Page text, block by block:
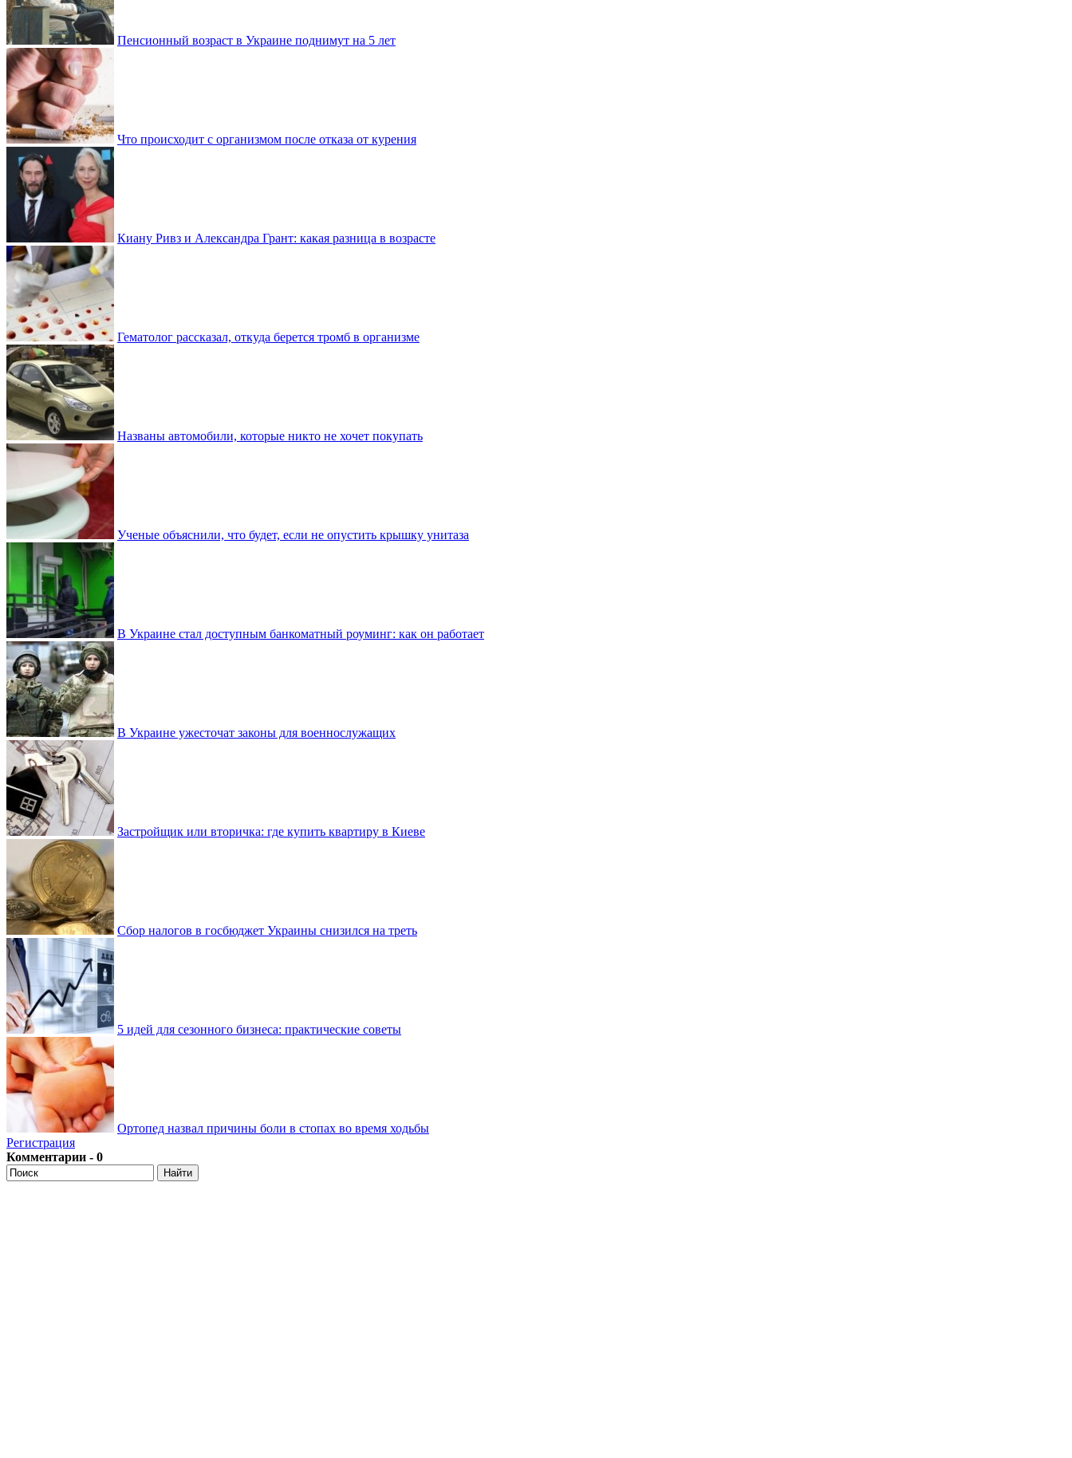
Пенсионный возраст в Украине поднимут на 5 лет
Что происходит с организмом после отказа от курения
Киану Ривз и Александра Грант: какая разница в возрасте
Гематолог рассказал, откуда берется тромб в организме
Названы автомобили, которые никто не хочет покупать
Ученые объяснили, что будет, если не опустить крышку унитаза
В Украине стал доступным банкоматный роуминг: как он работает
В Украине ужесточат законы для военнослужащих
Застройщик или вторичка: где купить квартиру в Киеве
Сбор налогов в госбюджет Украины снизился на треть
5 идей для сезонного бизнеса: практические советы
Ортопед назвал причины боли в стопах во время ходьбы
Регистрация
Комментарии - 0